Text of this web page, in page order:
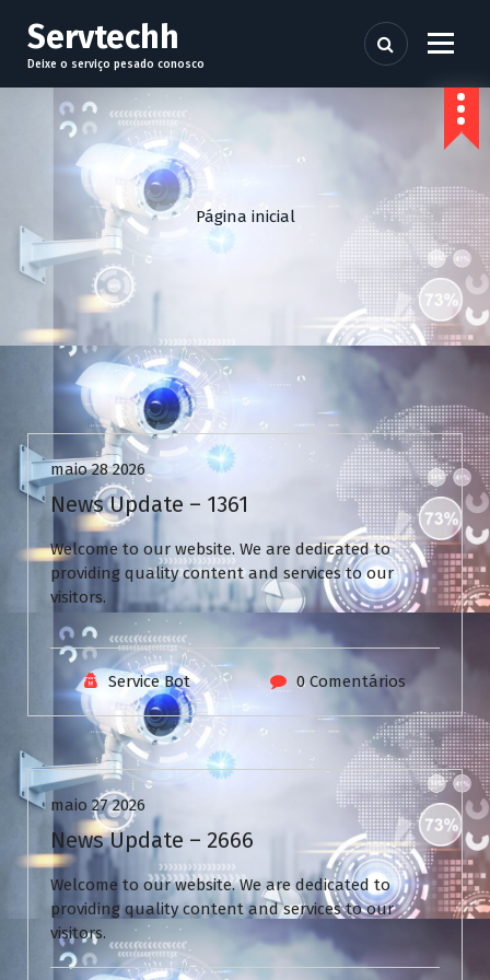
a
e
Servtechh
Deixe o serviço pesado conosco
Página inicial
Uncategorized
maio 28 2026
News Update – 1361
Welcome to our website. We are dedicated to
providing quality content and services to our
visitors.
Service Bot 0 Comentários
Uncategorized
maio 27 2026
News Update – 2666
Welcome to our website. We are dedicated to
providing quality content and services to our
visitors.
V